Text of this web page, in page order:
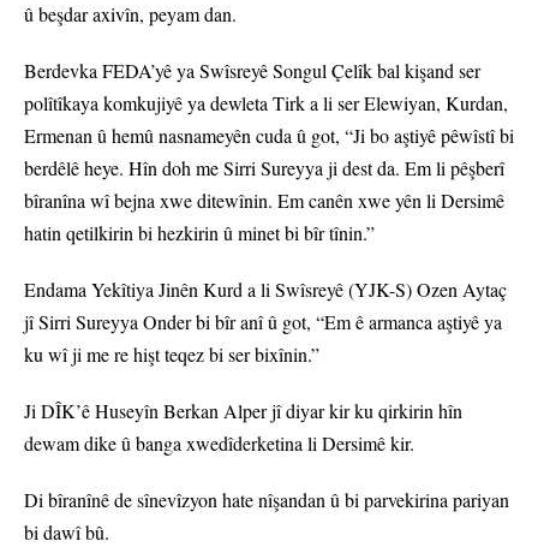
û beşdar axivîn, peyam dan.
Berdevka FEDA’yê ya Swîsreyê Songul Çelîk bal kişand ser
polîtîkaya komkujiyê ya dewleta Tirk a li ser Elewiyan, Kurdan,
Ermenan û hemû nasnameyên cuda û got, “Ji bo aştiyê pêwîstî bi
berdêlê heye. Hîn doh me Sirri Sureyya ji dest da. Em li pêşberî
bîranîna wî bejna xwe ditewînin. Em canên xwe yên li Dersimê
hatin qetilkirin bi hezkirin û minet bi bîr tînin.”
Endama Yekîtiya Jinên Kurd a li Swîsreyê (YJK-S) Ozen Aytaç
jî Sirri Sureyya Onder bi bîr anî û got, “Em ê armanca aştiyê ya
ku wî ji me re hişt teqez bi ser bixînin.”
Ji DÎK’ê Huseyîn Berkan Alper jî diyar kir ku qirkirin hîn
dewam dike û banga xwedîderketina li Dersimê kir.
Di bîranînê de sînevîzyon hate nîşandan û bi parvekirina pariyan
bi dawî bû.